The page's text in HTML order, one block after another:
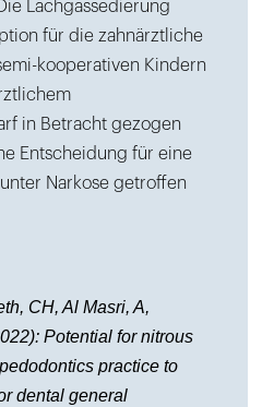
Lachgassedierung
für die zahnärztliche
kooperativen Kindern
in Betracht gezogen
Entscheidung für eine
Narkose getroffen
CH, Al Masri, A,
Potential for nitrous
practice to
dental general